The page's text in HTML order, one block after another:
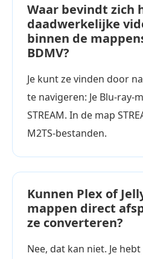
Waar bevindt zich
daadwerkelijke
binnen de
BDMV?
Je kunt ze vinden door
te navigeren: Je Blu-ray-
STREAM. In de map
M2TS-bestanden.
Kunnen Plex of
mappen direct
ze converteren?
Nee, dat kan niet. Je